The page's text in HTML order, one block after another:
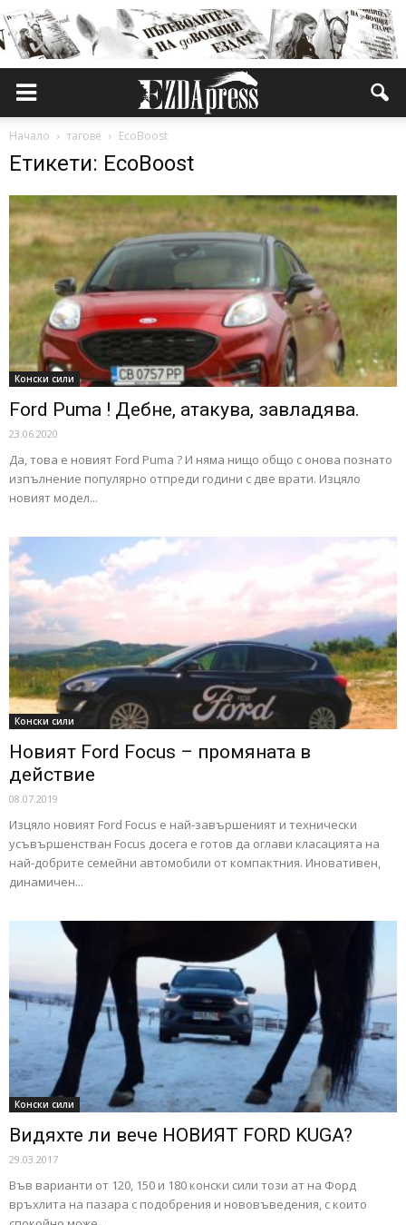
Начало тагове EcoBoost
Етикети: EcoBoost
Конски сили
Ford Puma ! Дебне, атакува, завладява.
23.06.2020
Да, това е новият Ford Puma ? И няма нищо общо с онова познато
изпълнение популярно отпреди години с две врати. Изцяло
новият модел...
Конски сили
Новият Ford Focus – промяната в
действие
08.07.2019
Изцяло новият Ford Focus е най-завършеният и технически
усъвършенстван Focus досега е готов да оглави класацията на
най-добрите семейни автомобили от компактния. Иновативен,
динамичен...
Конски сили
Видяхте ли вече НОВИЯТ FORD KUGA?
29.03.2017
Във варианти от 120, 150 и 180 конски сили този ат на Форд
връхлита на пазара с подобрения и нововъведения, с които